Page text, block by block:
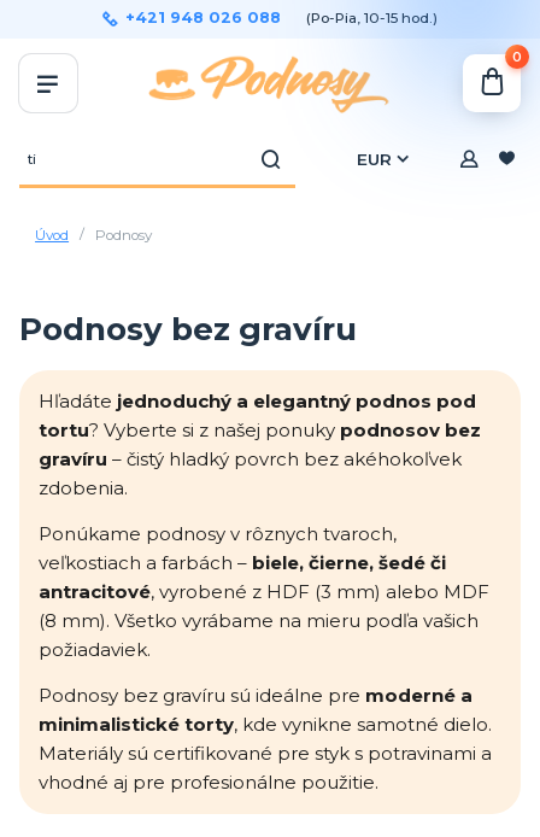
EUR
+421 948 026 088 (Po-Pia, 10-15 hod.)
0
Úvod Podnosy
Podnosy bez gravíru
Hľadáte jednoduchý a elegantný podnos pod
tortu? Vyberte si z našej ponuky podnosov bez
gravíru – čistý hladký povrch bez akéhokoľvek
zdobenia.
Ponúkame podnosy v rôznych tvaroch,
veľkostiach a farbách – biele, čierne, šedé či
antracitové, vyrobené z HDF (3 mm) alebo MDF
(8 mm). Všetko vyrábame na mieru podľa vašich
požiadaviek.
Podnosy bez gravíru sú ideálne pre moderné a
minimalistické torty, kde vynikne samotné dielo.
Materiály sú certifikované pre styk s potravinami a
vhodné aj pre profesionálne použitie.